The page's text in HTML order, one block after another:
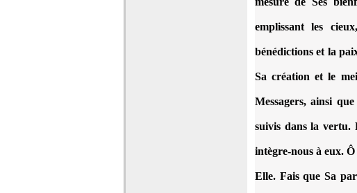
emplissant les
bénédictions et la
Sa création et le
Messagers, ainsi
suivis dans la vertu.
intègre-nous à eux.
Elle. Fais que Sa